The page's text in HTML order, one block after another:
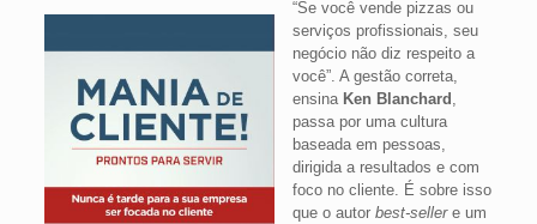
“Se você vende pizzas ou
serviços profissionais, seu
negócio não diz respeito a
você”. A gestão correta,
ensina Ken Blanchard
passa por uma cultura
baseada em pessoas,
dirigida a resultados e com
foco no cliente. É sobre isso
que o autor best-sellere um